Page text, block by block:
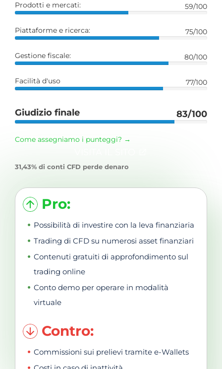
Pro:
Possibilità di investire con la leva finanziaria
Trading di CFD su numerosi asset finanziari
Contenuti gratuiti di approfondimento sul
trading online
Conto demo per operare in modalità
virtuale
Contro:
Commissioni sui prelievi tramite e-Wallets
Prodotti e mercati: 59/100
Piattaforme e ricerca: 75/100
Gestione fiscale: 80/100
Facilità d'uso 77/100
Giudizio finale 83/100
Come assegniamo i punteggi? →
31,43% di conti CFD perde denaro